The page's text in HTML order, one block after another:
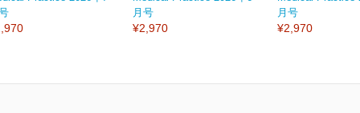
月号
¥2,970
月号
¥2,970